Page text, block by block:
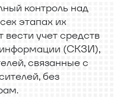
контроль над
этапах их
вести учет средств
(СКЗИ),
связанные с
без